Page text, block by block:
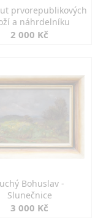
prvorepublikových
a náhrdelníku
2 000 Kč
Bohuslav -
Slunečnice
3 000 Kč